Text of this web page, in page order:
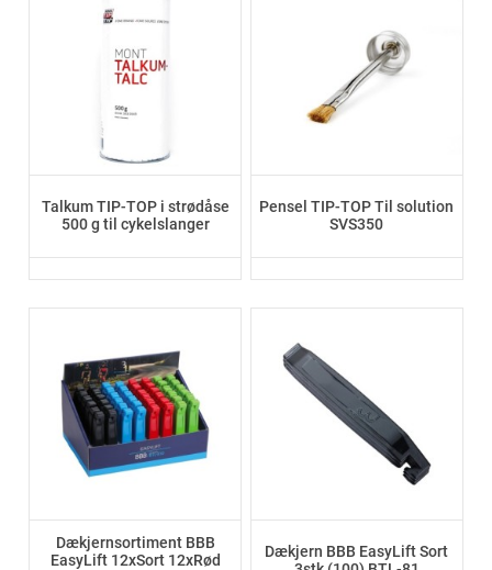
Talkum TIP-TOP i strødåse
500 g til cykelslanger
Pensel TIP-TOP Til solution
SVS350
Dækjernsortiment BBB
EasyLift 12xSort 12xRød
Dækjern BBB EasyLift Sort